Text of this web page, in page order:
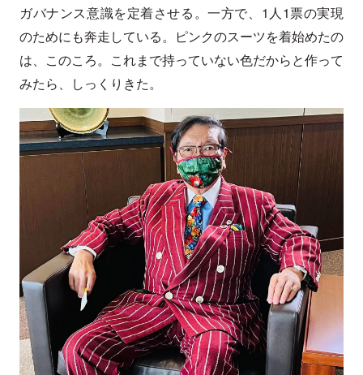
ガバナンス意識を定着させる。一方で、1人1票の実現
のためにも奔走している。ピンクのスーツを着始めたの
は、このころ。これまで持っていない色だからと作って
みたら、しっくりきた。